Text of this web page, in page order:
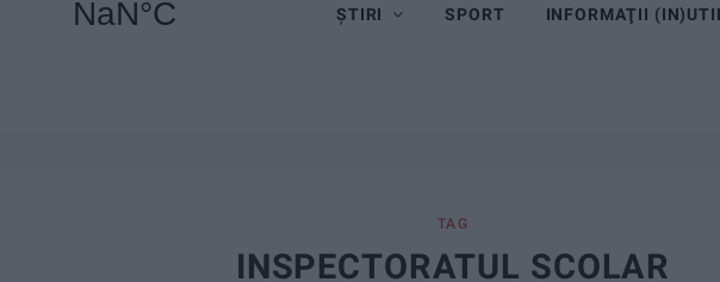
ȘTIRI SPORT INFORMAŢII
TAG
INSPECTORATUL SCOLAR